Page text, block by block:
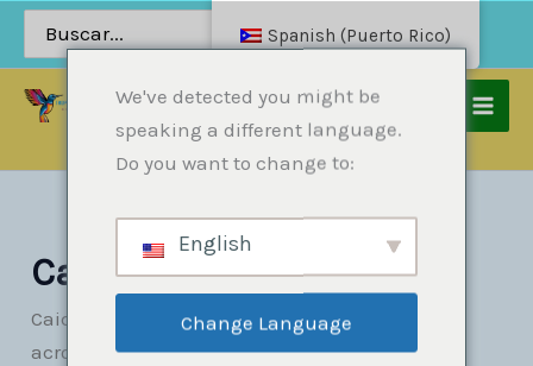
Saltar
Hogar Productos Loros
Caique
Caiques are the clowns of the parrot world —
acrobatic, playful, extroverted, and endlessly
Spanish (Puerto Rico)
We've detected you might be
speaking a different language.
Do you want to change to:
English
Change Language